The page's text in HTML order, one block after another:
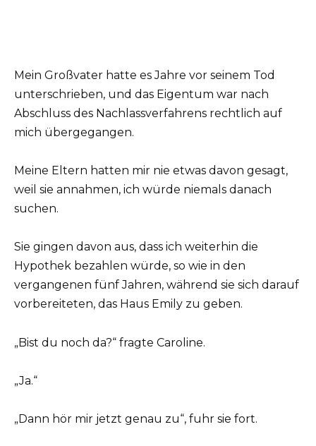
Mein Großvater hatte es Jahre vor seinem Tod
unterschrieben, und das Eigentum war nach
Abschluss des Nachlassverfahrens rechtlich auf
mich übergegangen.
Meine Eltern hatten mir nie etwas davon gesagt,
weil sie annahmen, ich würde niemals danach
suchen.
Sie gingen davon aus, dass ich weiterhin die
Hypothek bezahlen würde, so wie in den
vergangenen fünf Jahren, während sie sich darauf
vorbereiteten, das Haus Emily zu geben.
„Bist du noch da?“ fragte Caroline.
„Ja.“
„Dann hör mir jetzt genau zu“, fuhr sie fort.